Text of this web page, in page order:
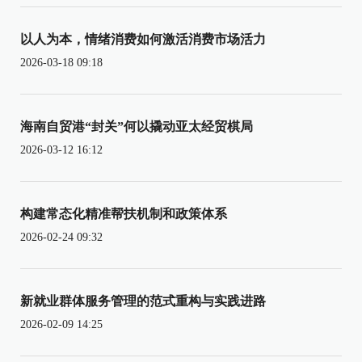
以人为本，情绪消费如何激活消费市场活力
2026-03-18 09:18
海南自贸港“封关”何以撬动亚太经贸棋局
2026-03-12 16:12
构建常态化精准帮扶机制和政策体系
2026-02-24 09:32
新就业群体服务管理的范式重构与实践进路
2026-02-09 14:25